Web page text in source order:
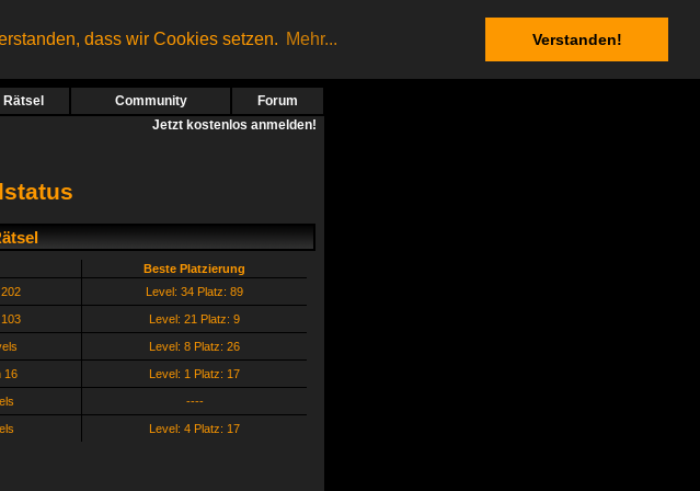
dass wir Cookies setzen. Mehr... Verstanden!
Rätsel Community Forum
Jetzt kostenlos anmelden!
Beste Platzierung
Level: 34 Platz: 89
Level: 21 Platz: 9
Level: 8 Platz: 26
16 Level: 1 Platz: 17
----
Level: 4 Platz: 17